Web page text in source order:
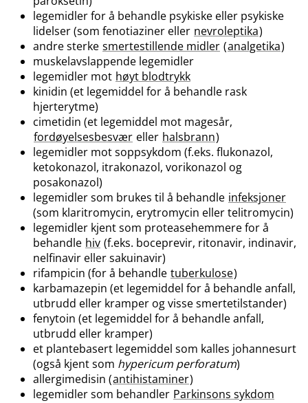
legemidler for å behandle psykiske eller psykiske
lidelser (som fenotiaziner eller nevroleptika)
andre sterke smertestillende midler (analgetika)
muskelavslappende legemidler
legemidler mot høyt blodtrykk
kinidin (et legemiddel for å behandle rask
hjerterytme)
cimetidin (et legemiddel mot magesår,
fordøyelsesbesvær eller halsbrann)
legemidler mot soppsykdom (f.eks. flukonazol,
ketokonazol, itrakonazol, vorikonazol og
posakonazol)
legemidler som brukes til å behandle infeksjoner
(som klaritromycin, erytromycin eller telitromycin)
legemidler kjent som proteasehemmere for å
behandle hiv (f.eks. boceprevir, ritonavir, indinavir,
nelfinavir eller sakuinavir)
rifampicin (for å behandle tuberkulose)
karbamazepin (et legemiddel for å behandle anfall,
utbrudd eller kramper og visse smertetilstander)
fenytoin (et legemiddel for å behandle anfall,
utbrudd eller kramper)
et plantebasert legemiddel som kalles johannesurt
(også kjent som hypericum perforatum)
allergimedisin (antihistaminer)
legemidler som behandler Parkinsons sykdom